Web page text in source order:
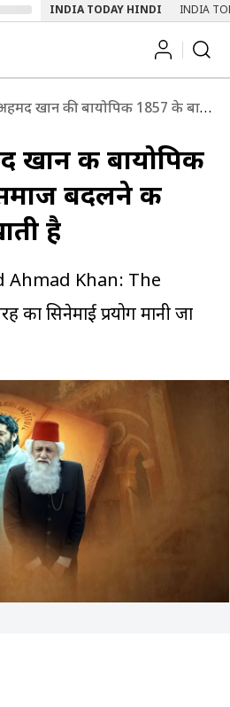
INDIA TODAY HINDI INDIA
की बायोपिक 1857 के बाद समाज बदलने की कहानी भी दिखाती है
की बायोपिक
बदलने की
है
Ahmad Khan: The
सिनेमाई प्रयोग मानी जा